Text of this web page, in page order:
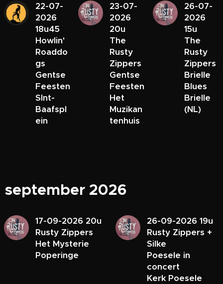
22-07-
2026
18u45
Howlin'
Roaddo
gs
Gentse
Feesten
SInt-
Baafspl
ein
23-07-
2026
20u
The
Rusty
Zippers
Gentse
Feesten
Het
Muzikan
tenhuis
26-07-
2026
15u
The
Rusty
Zippers
Brielle
Blues
Brielle
(NL)
september 2026
17-09-2026 20u
Rusty Zippers
Het Mysterie
Poperinge
26-09-2026 19u
Rusty Zippers +
Silke
Poesele in
concert
Kerk Poesele